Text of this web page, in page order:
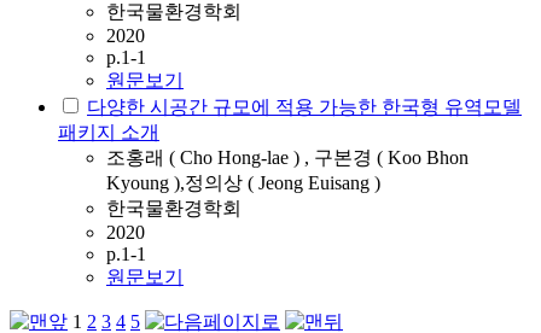
한국물환경학회
2020
p.1-1
원문보기
다양한 시공간 규모에 적용 가능한 한국형 유역모델
패키지 소개
조홍래 ( Cho Hong-lae ) , 구본경 ( Koo Bhon
Kyoung ),정의상 ( Jeong Euisang )
한국물환경학회
2020
p.1-1
원문보기
1 2 3 4 5